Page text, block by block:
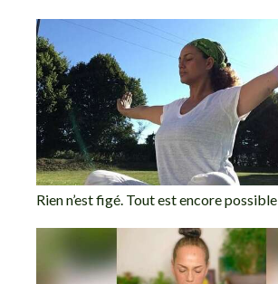
Rien n’est figé. Tout est encore possible